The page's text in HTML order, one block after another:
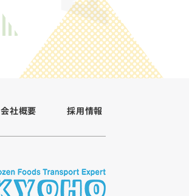
会社概要 採用情報